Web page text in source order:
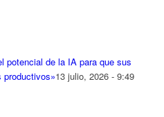
potencial de la IA para que sus
13 julio, 2026 - 9:49